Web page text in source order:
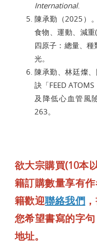
International.
陳承勤（2025）
食物、運動、減
四原子：總量、
光。
陳承勤、林廷燦
訣「FEED
及降低心血管風
263。
欲大宗購買(10本
籍訂購數量享有
籍歡迎聯絡我們
您希望書寫的字
地址。